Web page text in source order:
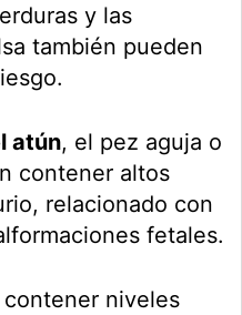
y las
también pueden
atún, el pez aguja o
contener altos
relacionado con
fetales.
niveles